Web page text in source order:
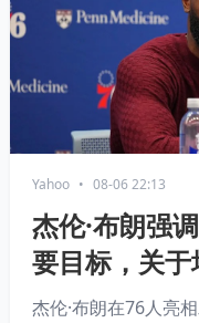
Yahoo • 08-06 22:13
杰伦·布朗强
要目标，关
问随他来到费
杰伦·布朗在76人亮